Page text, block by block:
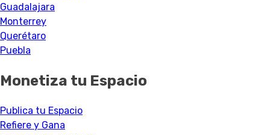
Guadalajara
Monterrey
Querétaro
Puebla
Monetiza tu Espacio
Publica tu Espacio
Refiere y Gana